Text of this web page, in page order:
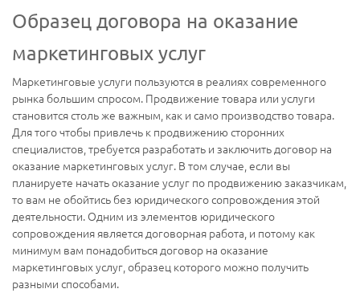
Образец договора на оказание
маркетинговых услуг
Маркетинговые услуги пользуются в реалиях современного
рынка большим спросом. Продвижение товара или услуги
становится столь же важным, как и само производство товара.
Для того чтобы привлечь к продвижению сторонних
специалистов, требуется разработать и заключить договор на
оказание маркетинговых услуг. В том случае, если вы
планируете начать оказание услуг по продвижению заказчикам,
то вам не обойтись без юридического сопровождения этой
деятельности. Одним из элементов юридического
сопровождения является договорная работа, и потому как
минимум вам понадобиться договор на оказание
маркетинговых услуг, образец которого можно получить
разными способами.